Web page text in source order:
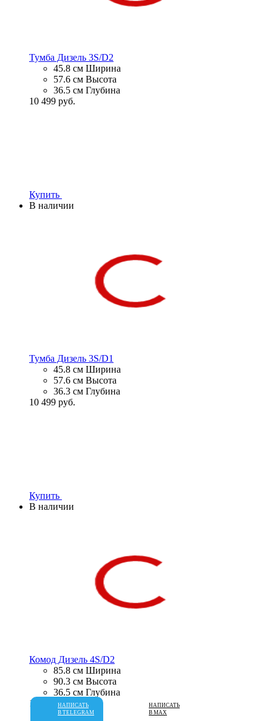
Тумба Дизель 3S/D2
45.8 см Ширина
57.6 см Высота
36.5 см Глубина
10 499 руб.
Купить
В наличии
Тумба Дизель 3S/D1
45.8 см Ширина
57.6 см Высота
36.3 см Глубина
10 499 руб.
Купить
В наличии
Комод Дизель 4S/D2
85.8 см Ширина
90.3 см Высота
36.5 см Глубина
18 999 руб.
НАПИСАТЬ
В TELEGRAM
НАПИСАТЬ
В MAX